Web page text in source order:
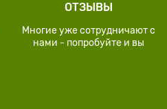
ОТЗЫВЫ
Многие уже сотрудничают с
нами - попробуйте и вы